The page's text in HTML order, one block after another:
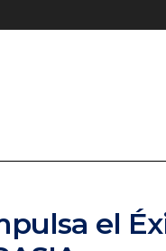
el